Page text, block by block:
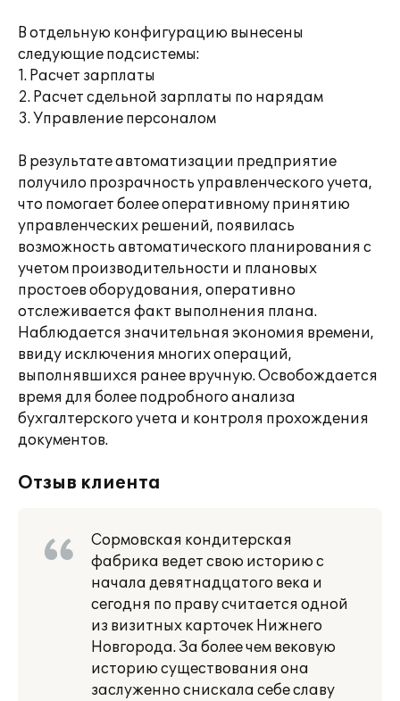
В отдельную конфигурацию вынесены
следующие подсистемы:
1. Расчет зарплаты
2. Расчет сдельной зарплаты по нарядам
3. Управление персоналом
В результате автоматизации предприятие
получило прозрачность управленческого учета,
что помогает более оперативному принятию
управленческих решений, появилась
возможность автоматического планирования с
учетом производительности и плановых
простоев оборудования, оперативно
отслеживается факт выполнения плана.
Наблюдается значительная экономия времени,
ввиду исключения многих операций,
выполнявшихся ранее вручную. Освобождается
время для более подробного анализа
бухгалтерского учета и контроля прохождения
документов.
Отзыв клиента
Сормовская кондитерская
фабрика ведет свою историю с
начала девятнадцатого века и
сегодня по праву считается одной
из визитных карточек Нижнего
Новгорода. За более чем вековую
историю существования она
заслуженно снискала себе славу